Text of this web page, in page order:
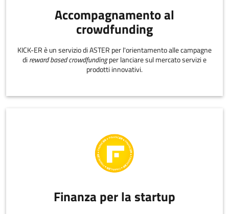
Accompagnamento al
crowdfunding
KICK-ER è un servizio di ASTER per l'orientamento alle campagne
di reward based crowdfundingper lanciare sul mercato servizi e
prodotti innovativi.
Finanza per la startup